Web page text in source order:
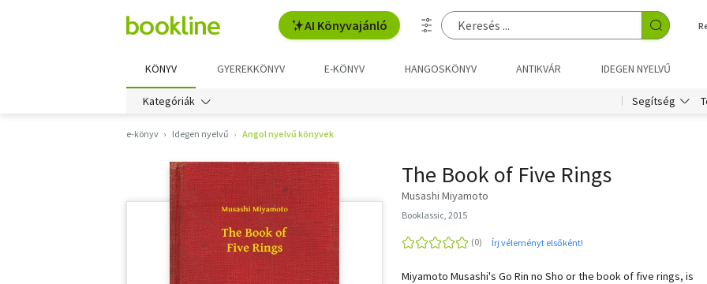
AI Könyvajánló
KÖNYV GYEREKKÖNYV E-KÖNYV HANGOSKÖNYV ANTIKVÁR IDEGEN NYELVŰ
Kategóriák Segítség
e-könyv Idegen nyelvű Angol nyelvű könyvek
The Book of Five Rings
Musashi Miyamoto
Booklassic, 2015
Írj véleményt elsőként!
Miyamoto Musashi's Go Rin no Sho or the book of five rings, is